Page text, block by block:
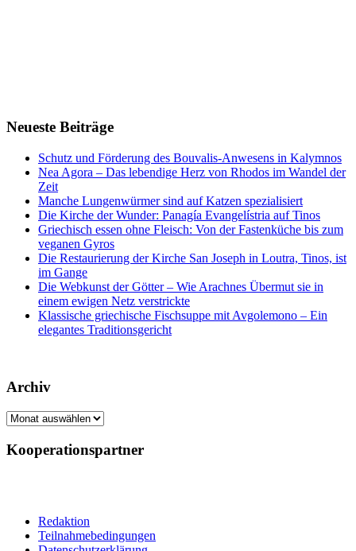
Neueste Beiträge
Schutz und Förderung des Bouvalis-Anwesens in Kalymnos
Nea Agora – Das lebendige Herz von Rhodos im Wandel der
Zeit
Manche Lungenwürmer sind auf Katzen spezialisiert
Die Kirche der Wunder: Panagía Evangelístria auf Tinos
Griechisch essen ohne Fleisch: Von der Fastenküche bis zum
veganen Gyros
Die Restaurierung der Kirche San Joseph in Loutra, Tinos, ist
im Gange
Die Webkunst der Götter – Wie Arachnes Übermut sie in
einem ewigen Netz verstrickte
Klassische griechische Fischsuppe mit Avgolemono – Ein
elegantes Traditionsgericht
Archiv
Archiv
Kooperationspartner
Redaktion
Teilnahmebedingungen